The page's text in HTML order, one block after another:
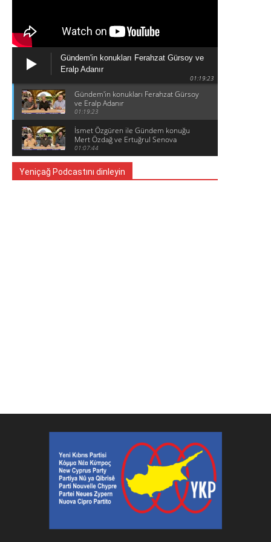
Gündem'in konukları Ferahzat Gürsoy ve
Eralp Adanır
01:19:23
Gündem'in konukları Ferahzat Gürsoy
ve Eralp Adanır
01:19:23
İsmet Özgüren ile Gündem konuğu
Mert Özdağ ve Ertuğrul Senova
01:07:44
Yeniçağ Podcastını dinleyin